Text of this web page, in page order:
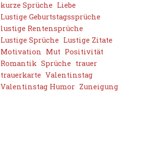
kurze Sprüche Liebe
Lustige Geburtstagssprüche
lustige Rentensprüche
Lustige Sprüche Lustige Zitate
Motivation Mut Positivität
Romantik Sprüche trauer
trauerkarte Valentinstag
Valentinstag Humor Zuneigung